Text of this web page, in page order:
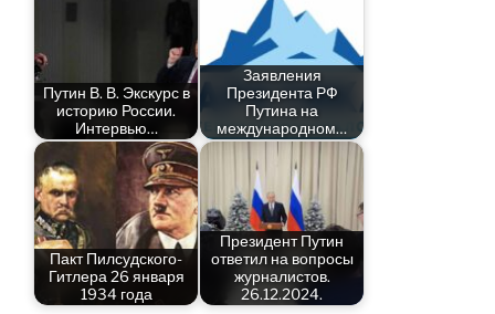
Путин В. В. Экскурс в
историю России.
Интервью…
Заявления
Президента РФ
Путина на
международном…
Пакт Пилсудского-
Гитлера 26 января
1934 года
Президент Путин
ответил на вопросы
журналистов.
26.12.2024.